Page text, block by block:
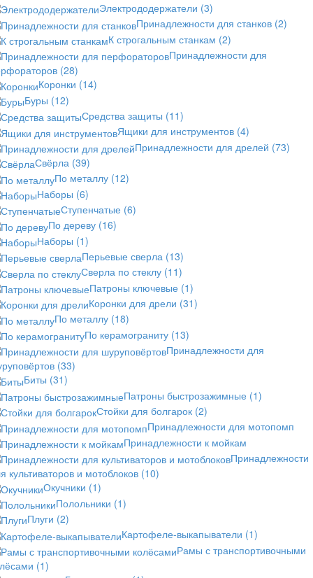
Электрододержатели (3)
Принадлежности для станков (2)
К строгальным станкам (2)
Принадлежности для
(28)
Коронки (14)
Буры (12)
Средства защиты (11)
Ящики для инструментов (4)
Принадлежности для дрелей (73)
Свёрла (39)
По металлу (12)
Наборы (6)
Ступенчатые (6)
По дереву (16)
Наборы (1)
Перьевые сверла (13)
Сверла по стеклу (11)
Патроны ключевые (1)
Коронки для дрели (31)
По металлу (18)
По керамограниту (13)
Принадлежности для
(33)
Биты (31)
Патроны быстрозажимные (1)
Стойки для болгарок (2)
Принадлежности для мотопомп
Принадлежности к мойкам
Принадлежности
культиваторов и мотоблоков (10)
Окучники (1)
Полольники (1)
Плуги (2)
Картофеле-выкапыватели (1)
Рамы с транспортивочными
(1)